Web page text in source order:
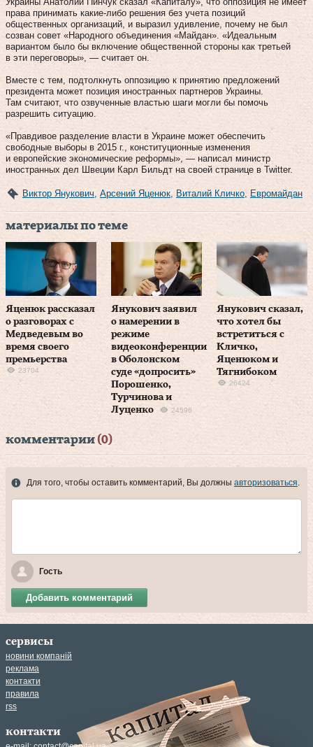
права принимать какие‑либо решения без учета позиций
общественных организаций, и выразил удивление, почему не был
созван совет «Народного объединения «Майдан». «Идеальным
вариантом было бы включение общественной стороны как третьей
в эти переговоры», — считает он.
Вместе с тем, подтолкнуть оппозицию к принятию предложений
президента может позиция иностранных партнеров Украины.
Там считают, что озвученные властью шаги могли бы помочь
разрешить ситуацию.
«Правдивое разделение власти в Украине может обеспечить
свободные выборы в 2015 г., конституционные изменения
и европейские экономические реформы», — написал министр
иностранных дел Швеции Карл Бильдт на своей странице в Twitter.
Виктор Янукович Арсений Яценюк Виталий Кличко Евромайдан
материалы по теме
Яценюк рассказал
о разговорах с
Медведевым во
время своего
премьерства
23704
Янукович заявил
о намерении в
режиме
видеоконференции
в Оболонском
суде «допросить»
Порошенко,
Турчинова и
Луценко
24596
Янукович сказал,
что хотел бы
встретиться с
Кличко,
Яценюком и
Тягнибоком
26424
комментарии (0)
Для того, чтобы оставить комментарий, Вы должны авторизоваться.
Гость
Добавить комментарий
сервисы
новини компаній
реклама
контакти
правила
rss
контакти